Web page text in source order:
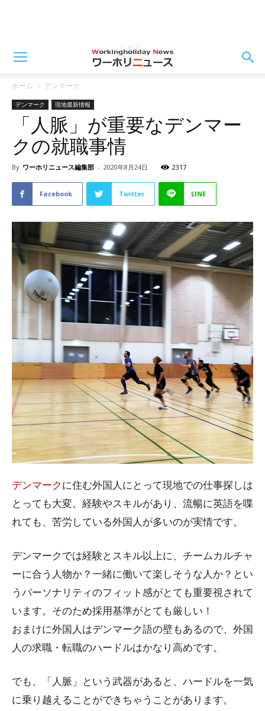
ホーム デンマーク
デンマーク 現地最新情報
「人脈」が重要なデンマー
クの就職事情
By ワーホリニュース編集部 - 2020年8月24日 2317
Facebook Twitter LINE
デンマーク に住む外国人にとって現地での仕事探しは
とっても大変。経験やスキルがあり、流暢に英語を喋
れても、苦労している外国人が多いのが実情です。
デンマークでは経験とスキル以上に、チームカルチャ
ーに合う人物か？一緒に働いて楽しそうな人か？とい
うパーソナリティのフィット感がとても重要視されて
います。そのため採用基準がとても厳しい！
おまけに外国人はデンマーク語の壁もあるので、外国
人の求職・転職のハードルはかなり高めです。
でも、「人脈」という武器があると、ハードルを一気
に乗り越えることができちゃうことがあります。